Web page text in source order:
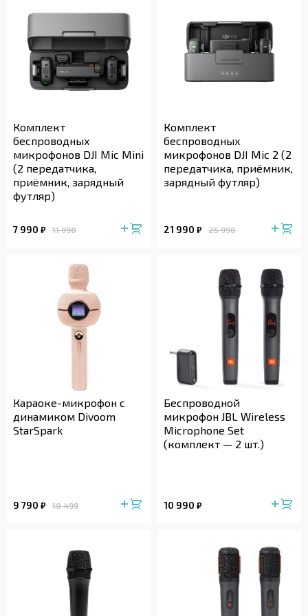
Комплект
беспроводных
микрофонов DJI Mic Mini
(2 передатчика,
приёмник, зарядный
футляр)
7 990 ₽ 11 990
Комплект
беспроводных
микрофонов DJI Mic 2 (2
передатчика, приёмник,
зарядный футляр)
21 990 ₽ 25 990
Караоке-микрофон с
динамиком Divoom
StarSpark
9 790 ₽ 10 499
Беспроводной
микрофон JBL Wireless
Microphone Set
(комплект — 2 шт.)
10 990 ₽